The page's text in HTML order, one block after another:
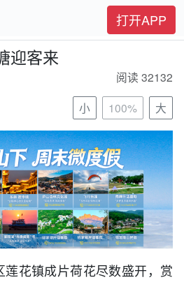
打开APP
迎客来
阅读 32132
小
100% 大
花镇成片荷花尽数盛开，赏